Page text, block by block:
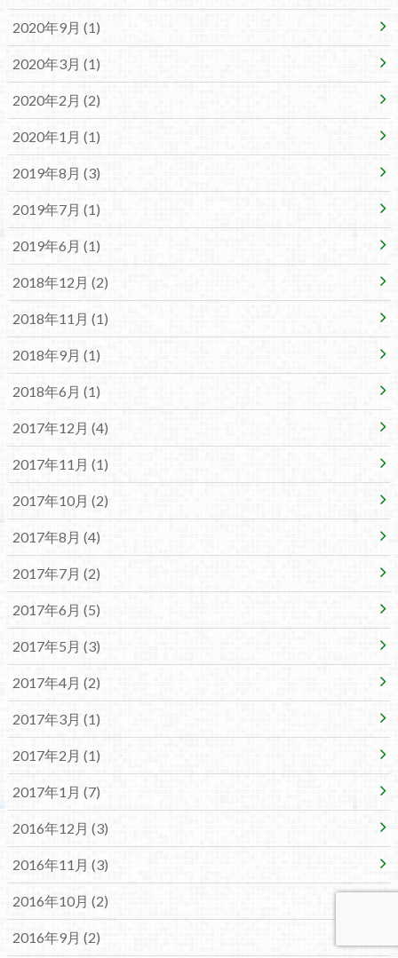
2020年9月 (1)
2020年3月 (1)
2020年2月 (2)
2020年1月 (1)
2019年8月 (3)
2019年7月 (1)
2019年6月 (1)
2018年12月 (2)
2018年11月 (1)
2018年9月 (1)
2018年6月 (1)
2017年12月 (4)
2017年11月 (1)
2017年10月 (2)
2017年8月 (4)
2017年7月 (2)
2017年6月 (5)
2017年5月 (3)
2017年4月 (2)
2017年3月 (1)
2017年2月 (1)
2017年1月 (7)
2016年12月 (3)
2016年11月 (3)
2016年10月 (2)
2016年9月 (2)